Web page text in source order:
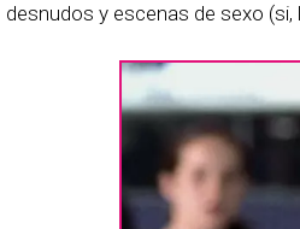
desnudos y escenas de sexo (si,